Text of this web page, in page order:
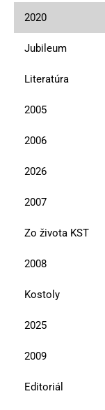
2020
Jubileum
Literatúra
2005
2006
2026
2007
Zo života KST
2008
Kostoly
2025
2009
Editoriál